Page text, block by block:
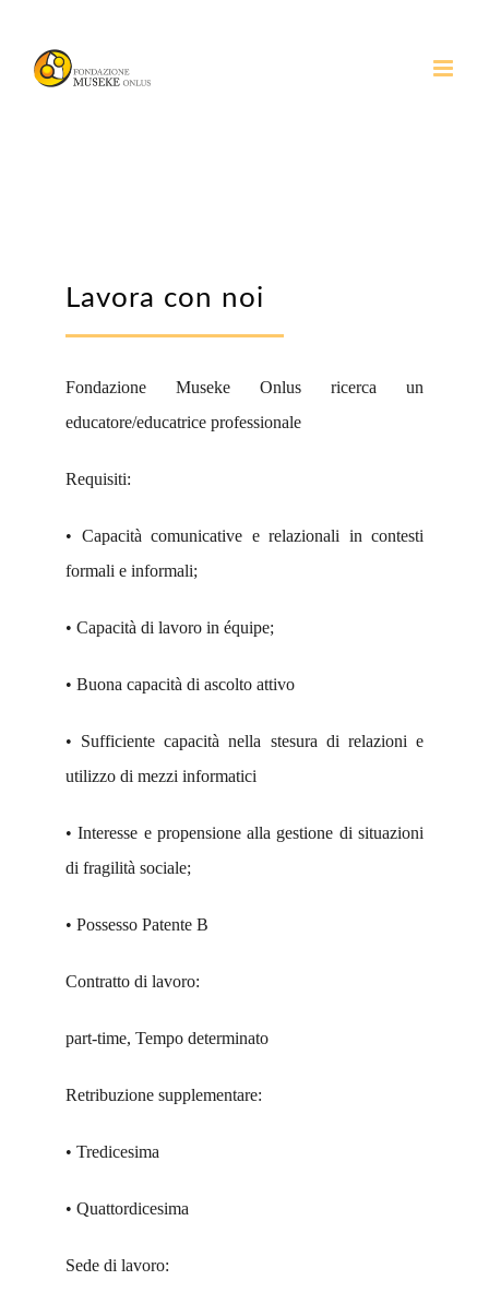
contenuto
Lavora con noi
Fondazione Museke Onlus ricerca un
educatore/educatrice professionale
Requisiti:
• Capacità comunicative e relazionali in contesti
formali e informali;
• Capacità di lavoro in équipe;
• Buona capacità di ascolto attivo
• Sufficiente capacità nella stesura di relazioni e
utilizzo di mezzi informatici
• Interesse e propensione alla gestione di situazioni
di fragilità sociale;
• Possesso Patente B
Contratto di lavoro:
part-time, Tempo determinato
Retribuzione supplementare:
• Tredicesima
• Quattordicesima
Sede di lavoro: